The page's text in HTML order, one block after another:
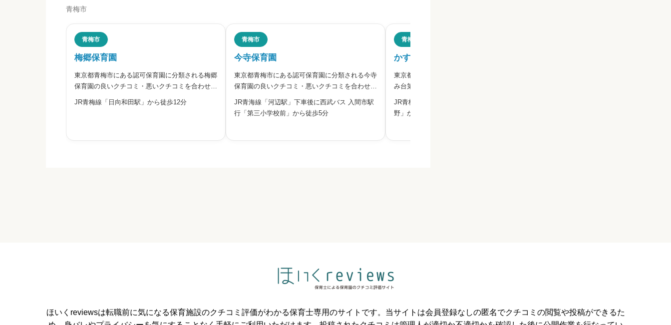
ニックネーム 任意
※本名や誤解される名前の使用はご遠慮ください。
必須
星の数をお選びください   
青梅市
青梅市
梅郷保育園
東京都青梅市にある認可保育園に分類される梅郷
保育園の良いクチコミ・悪いクチコミを合わせて
評判をご紹介します。「心身ともにすこやかに、
JR青梅線「日向和田駅」から徒歩12分
青梅市
今寺保育園
東京都青梅市にある認可保育園に分類される今寺
保育園の良いクチコミ・悪いクチコミを合わせて
評判をご紹介します。この園を運営する法人は、
自然に囲まれた環境で、人間としての確かな素地
JR青海線「河辺駅」下車後に西武バス 入間市駅
行「第三小学校前」から徒歩5分
青梅市
かすみ台第三保育園
東京都青梅市にある認可保育園に分類されるかす
み台第三保育園の良いクチコミ・悪いクチコミを
合わせて評判をご紹介します。運営する社会福祉
法人かすみ台福祉会は、「心身ともに健康で明る
JR青梅線「河辺駅」下車後に西東京バス「谷
野」から徒歩5分
ほいくreviewsは転職前に気になる保育施設のクチコミ評価がわかる保育士専用のサイトです。当サイトは会員登録なしの匿名でクチコミの閲覧や投稿ができるた